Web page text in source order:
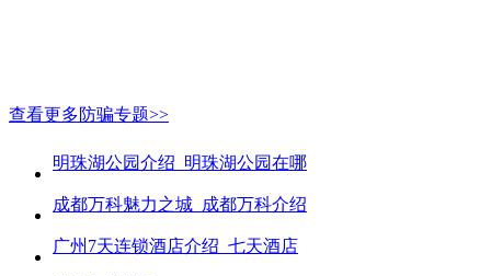
查看更多防骗专题>>
明珠湖公园介绍_明珠湖公园在哪
成都万科魅力之城_成都万科介绍
广州7天连锁酒店介绍_七天酒店